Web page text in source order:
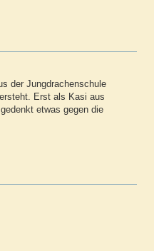
der Jungdrachenschule
Erst als Kasi aus
etwas gegen die